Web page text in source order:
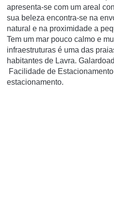
apresenta-se com um areal
sua beleza encontra-se na
natural e na proximidade a
Tem um mar pouco calmo e
infraestruturas é uma das
habitantes de Lavra.
Facilidade de
estacionamento.